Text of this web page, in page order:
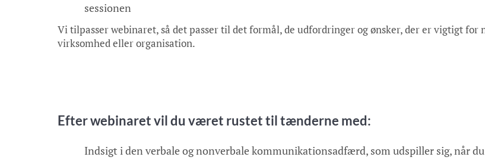
sessionen
Vi tilpasser webinaret, så det passer til det formål, de udfordringer og ønsker, der er vigtigt for
virksomhed eller organisation.
Efter webinaret vil du været rustet til tænderne med:
Indsigt i den verbale og nonverbale kommunikationsadfærd, som udspiller sig, når